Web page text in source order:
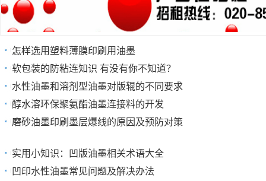
怎样选用塑料薄膜印刷用油墨
软包装的防粘连知识 有没有你不知道？
水性油墨和溶剂型油墨对版辊的不同要求
醇水溶环保聚氨酯油墨连接料的开发
磨砂油墨印刷墨层爆线的原因及预防对策
实用小知识：凹版油墨相关术语大全
凹印水性油墨常见问题及解决办法